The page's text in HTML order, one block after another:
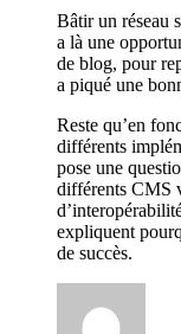
Bâtir un réseau
a là une
de blog, pour
a piqué une
Reste qu’en
différents
pose une
différents CMS
expliquent
de succès.